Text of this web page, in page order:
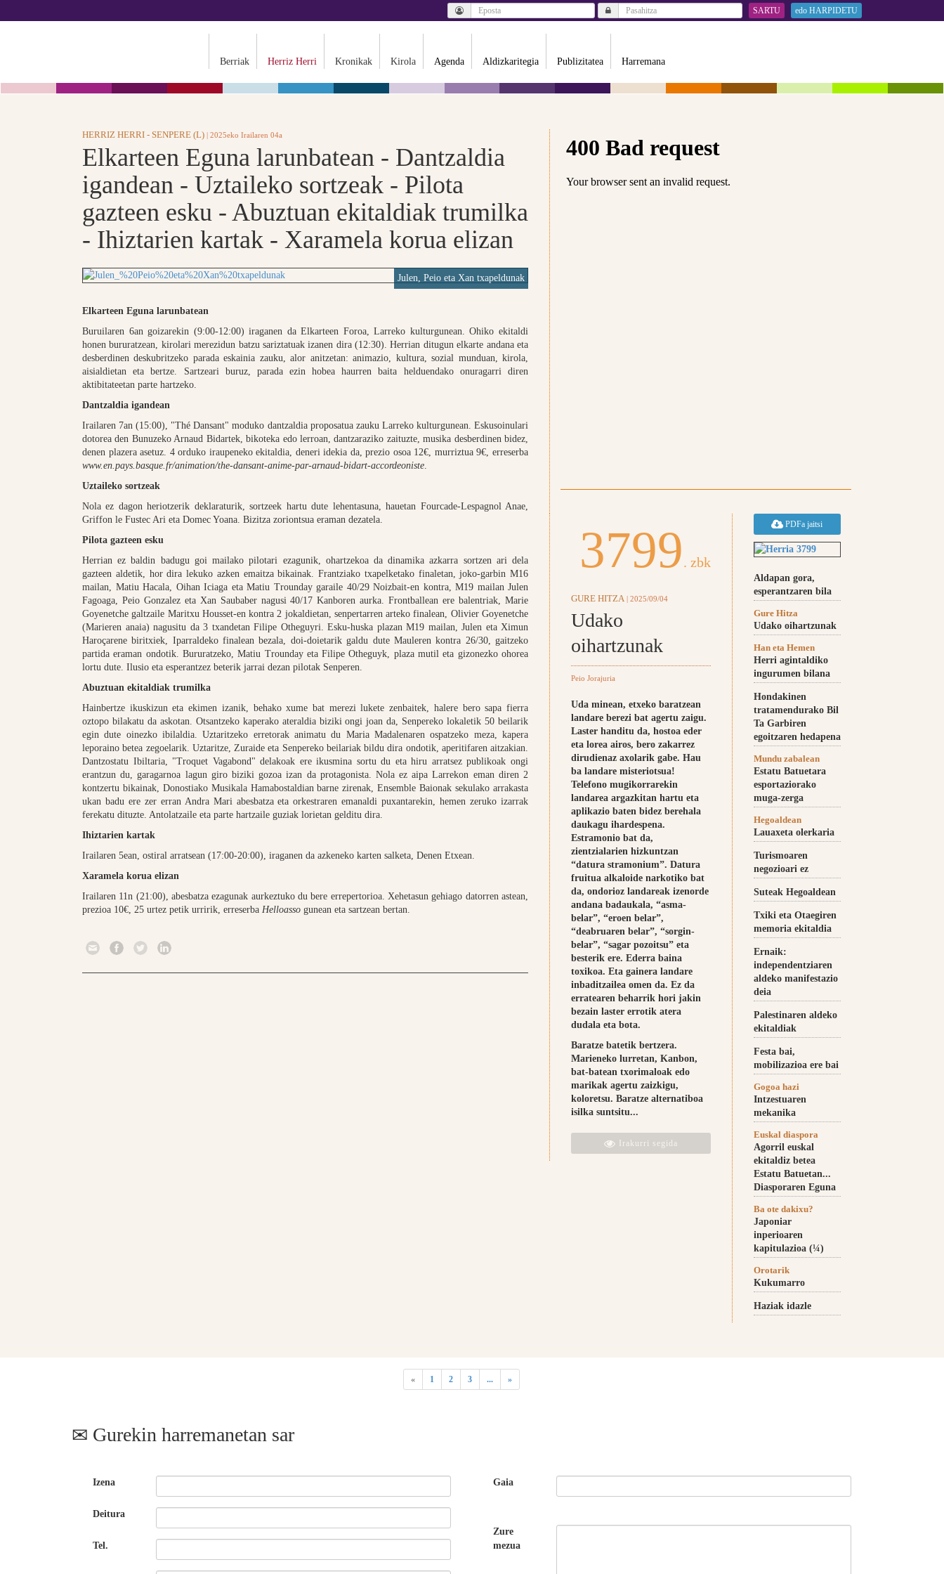
SARTU edo HARPIDETU
Berriak Herriz Herri Kronikak Kirola Agenda Aldizkaritegia Publizitatea Harremana
HERRIZ HERRI - SENPERE (L) | 2025eko Irailaren 04a
Elkarteen Eguna larunbatean - Dantzaldia
igandean - Uztaileko sortzeak - Pilota
gazteen esku - Abuztuan ekitaldiak trumilka
- Ihiztarien kartak - Xaramela korua elizan
Julen, Peio eta Xan txapeldunak
Elkarteen Eguna larunbatean
Buruilaren 6an goizarekin (9:00-12:00) iraganen da Elkarteen Foroa, Larreko kulturgunean. Ohiko ekitaldi
honen bururatzean, kirolari merezidun batzu sariztatuak izanen dira (12:30). Herrian ditugun elkarte andana eta
desberdinen deskubritzeko parada eskainia zauku, alor anitzetan: animazio, kultura, sozial munduan, kirola,
aisialdietan eta bertze. Sartzeari buruz, parada ezin hobea haurren baita helduendako onuragarri diren
aktibitateetan parte hartzeko.
Dantzaldia igandean
Irailaren 7an (15:00), "Thé Dansant" moduko dantzaldia proposatua zauku Larreko kulturgunean. Eskusoinulari
dotorea den Bunuzeko Arnaud Bidartek, bikoteka edo lerroan, dantzaraziko zaituzte, musika desberdinen bidez,
denen plazera asetuz. 4 orduko iraupeneko ekitaldia, deneri idekia da, prezio osoa 12€, murriztua 9€, erreserba
www.en.pays.basque.fr/animation/the-dansant-anime-par-arnaud-bidart-accordeoniste.
Uztaileko sortzeak
Nola ez dagon heriotzerik deklaraturik, sortzeek hartu dute lehentasuna, hauetan Fourcade-Lespagnol Anae,
Griffon le Fustec Ari eta Domec Yoana. Bizitza zoriontsua eraman dezatela.
Pilota gazteen esku
Herrian ez baldin badugu goi mailako pilotari ezagunik, ohartzekoa da dinamika azkarra sortzen ari dela
gazteen aldetik, hor dira lekuko azken emaitza bikainak. Frantziako txapelketako finaletan, joko-garbin M16
mailan, Matiu Hacala, Oihan Iciaga eta Matiu Trounday garaile 40/29 Noizbait-en kontra, M19 mailan Julen
Fagoaga, Peio Gonzalez eta Xan Saubaber nagusi 40/17 Kanboren aurka. Frontballean ere balentriak, Marie
Goyenetche galtzaile Maritxu Housset-en kontra 2 jokaldietan, senpertarren arteko finalean, Olivier Goyenetche
(Marieren anaia) nagusitu da 3 txandetan Filipe Otheguyri. Esku-huska plazan M19 mailan, Julen eta Ximun
Haroçarene biritxiek, Iparraldeko finalean bezala, doi-doietarik galdu dute Mauleren kontra 26/30, gaitzeko
partida eraman ondotik. Bururatzeko, Matiu Trounday eta Filipe Otheguyk, plaza mutil eta gizonezko ohorea
lortu dute. Ilusio eta esperantzez beterik jarrai dezan pilotak Senperen.
Abuztuan ekitaldiak trumilka
Hainbertze ikuskizun eta ekimen izanik, behako xume bat merezi lukete zenbaitek, halere bero sapa fierra
oztopo bilakatu da askotan. Otsantzeko kaperako ateraldia biziki ongi joan da, Senpereko lokaletik 50 beilarik
egin dute oinezko ibilaldia. Uztaritzeko erretorak animatu du Maria Madalenaren ospatzeko meza, kapera
leporaino betea zegoelarik. Uztaritze, Zuraide eta Senpereko beilariak bildu dira ondotik, aperitifaren aitzakian.
Dantzostatu Ibiltaria, "Troquet Vagabond" delakoak ere ikusmina sortu du eta hiru arratsez publikoak ongi
erantzun du, garagarnoa lagun giro biziki gozoa izan da protagonista. Nola ez aipa Larrekon eman diren 2
kontzertu bikainak, Donostiako Musikala Hamabostaldian barne zirenak, Ensemble Baionak sekulako arrakasta
ukan badu ere zer erran Andra Mari abesbatza eta orkestraren emanaldi puxantarekin, hemen zeruko izarrak
ferekatu dituzte. Antolatzaile eta parte hartzaile guziak lorietan gelditu dira.
Ihiztarien kartak
Irailaren 5ean, ostiral arratsean (17:00-20:00), iraganen da azkeneko karten salketa, Denen Etxean.
Xaramela korua elizan
Irailaren 11n (21:00), abesbatza ezagunak aurkeztuko du bere errepertorioa. Xehetasun gehiago datorren astean,
prezioa 10€, 25 urtez petik urririk, erreserba Helloasso gunean eta sartzean bertan.
3799. zbk
GURE HITZA | 2025/09/04
Udako
oihartzunak
Peio Jorajuria
Uda minean, etxeko baratzean
landare berezi bat agertu zaigu.
Laster handitu da, hostoa eder
eta lorea airos, bero zakarrez
dirudienaz axolarik gabe. Hau
ba landare misteriotsua!
Telefono mugikorrarekin
landarea argazkitan hartu eta
aplikazio baten bidez berehala
daukagu ihardespena.
Estramonio bat da,
zientzialarien hizkuntzan
“datura stramonium”. Datura
fruitua alkaloide narkotiko bat
da, ondorioz landareak izenorde
andana badaukala, “asma-
belar”, “eroen belar”,
“deabruaren belar”, “sorgin-
belar”, “sagar pozoitsu” eta
besterik ere. Ederra baina
toxikoa. Eta gainera landare
inbaditzailea omen da. Ez da
erratearen beharrik hori jakin
bezain laster errotik atera
dudala eta bota.
Baratze batetik bertzera.
Marieneko lurretan, Kanbon,
bat-batean txorimaloak edo
marikak agertu zaizkigu,
koloretsu. Baratze alternatiboa
isilka suntsitu...
Irakurri segida
PDFa jaitsi
Aldapan gora,
esperantzaren bila
Gure Hitza
Udako oihartzunak
Han eta Hemen
Herri agintaldiko
ingurumen bilana
Hondakinen
tratamendurako Bil
Ta Garbiren
egoitzaren hedapena
Mundu zabalean
Estatu Batuetara
esportaziorako
muga-zerga
Hegoaldean
Lauaxeta olerkaria
Turismoaren
negozioari ez
Suteak Hegoaldean
Txiki eta Otaegiren
memoria ekitaldia
Ernaik:
independentziaren
aldeko manifestazio
deia
Palestinaren aldeko
ekitaldiak
Festa bai,
mobilizazioa ere bai
Gogoa hazi
Intzestuaren
mekanika
Euskal diaspora
Agorril euskal
ekitaldiz betea
Estatu Batuetan...
Diasporaren Eguna
Ba ote dakixu?
Japoniar
inperioaren
kapitulazioa (¼)
Orotarik
Kukumarro
Haziak idazle
« 1 2 3 ... »
Gurekin harremanetan sar
Izena
Deitura
Tel.
Gaia
Zure
mezua